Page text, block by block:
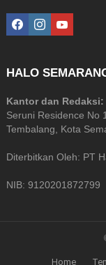
facebookinstagramyoutube
HALO
Kantor dan Redaksi:
Seruni Residence No
Tembalang, Kota
Diterbitkan Oleh: PT
NIB: 9120201872799
Home